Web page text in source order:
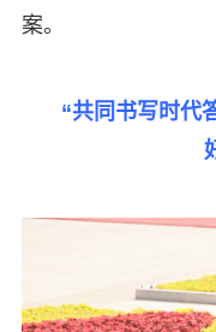
案。
“共同书写时